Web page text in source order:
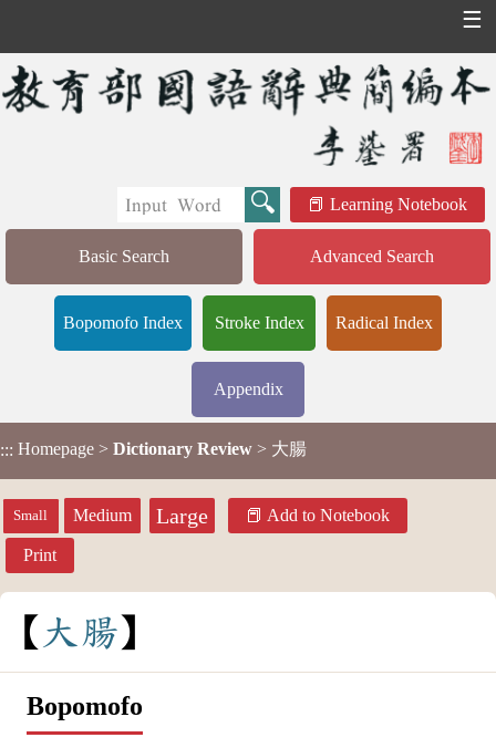
☰
Learning Notebook
Basic Search Advanced Search
Bopomofo Index Stroke Index Radical Index
Appendix
::: Homepage > Dictionary Review > 大腸
Small Medium Large Add to Notebook
Print
大 腸
Bopomofo